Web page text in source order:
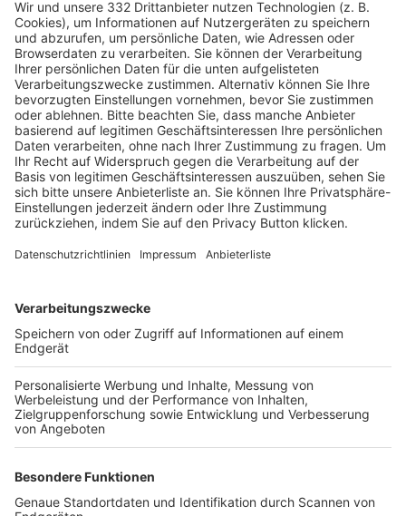
Pässe und Vereinswechsel
Trainerausbildung
Schulungsangebot Vereinsmitarbeiter
BFV-Geschäftsstellen
Trainerbörse
Login SpielPlus
FOLGE DEM BFV
TOP-VEREINE
TOP-PARTNER